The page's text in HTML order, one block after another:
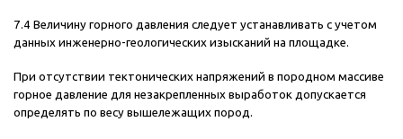
7.4 Величину горного давления следует устанавливать с учетом
данных инженерно-геологических изысканий на площадке.
При отсутствии тектонических напряжений в породном массиве
горное давление для незакрепленных выработок допускается
определять по весу вышележащих пород.